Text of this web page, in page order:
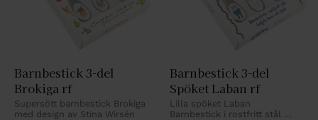
Barnbestick 3-del
Brokiga rf
Supersött barnbestick Brokiga
med design av Stina Wirsén
Barnbestick 3-del
Spöket Laban rf
Lilla spöket Laban
Barnbestick i rostfritt stål